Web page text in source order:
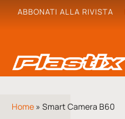
ABBONATI ALLA RIVISTA
Home » Smart Camera B60